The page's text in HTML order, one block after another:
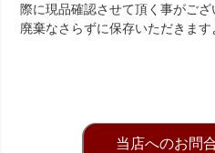
際に現品確認させて頂く事がご
廃棄なさらずに保存いただきます
当店へのお問